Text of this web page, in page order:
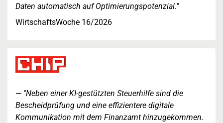
Daten automatisch auf Optimierungspotenzial."
WirtschaftsWoche 16/2026
"Neben einer KI-gestützten Steuerhilfe sind die
Bescheidprüfung und eine effizientere digitale
Kommunikation mit dem Finanzamt hinzugekommen.